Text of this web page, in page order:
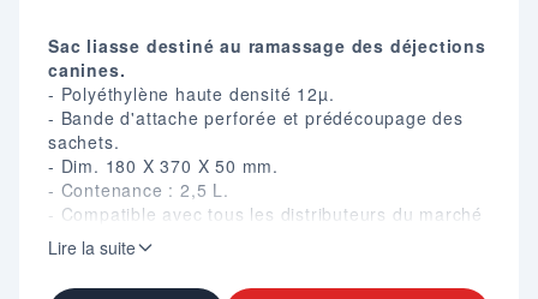
Sac liasse destiné au ramassage des déjections
canines.
- Polyéthylène haute densité 12µ.
- Bande d'attache perforée et prédécoupage des
sachets.
- Dim. 180 X 370 X 50 mm.
- Contenance : 2,5 L.
- Compatible avec tous les distributeurs du marché
pour sacs en liasses.
- Conditionné par 10 liasses de 50 sacs (500 sacs)
ou 50 liasses de 100 sacs (5000 sacs).
Lire la suite